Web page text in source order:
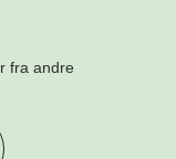
fra andre